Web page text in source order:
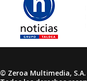
© Zeroa Multimedia, S.A.